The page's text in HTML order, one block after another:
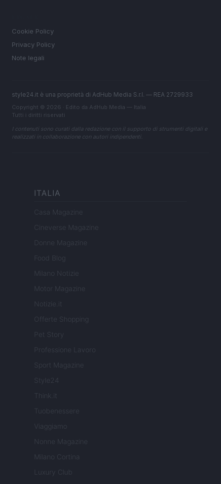
Cookie Policy
Privacy Policy
Note legali
style24.it è una proprietà di AdHub Media S.r.l. — REA 2729933
Copyright © 2026 · Edito da AdHub Media — Italia
Tutti i diritti riservati
I contenuti sono curati dalla redazione con il supporto di strumenti digitali e
realizzati in collaborazione con autori indipendenti.
ITALIA
Casa Magazine
Cineverse Magazine
Donne Magazine
Food Blog
Milano Notizie
Motor Magazine
Notizie.it
Offerte Shopping
Pet Story
Professione Lavoro
Sport Magazine
Style24
Think.it
Tuobenessere
Viaggiamo
Nonne Magazine
Milano Cortina
Luxury Club